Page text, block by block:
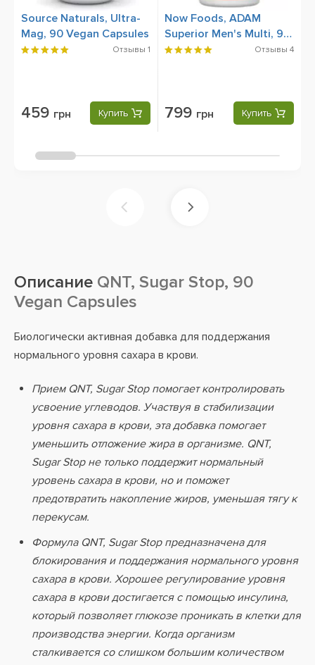
Source Naturals, Ultra-
Mag, 90 Vegan Capsules
Отзывы 1
459 грн Купить
Now Foods, ADAM
Superior Men's Multi, 90
Veg Capsules
Отзывы 4
799 грн Купить
Описание QNT, Sugar Stop, 90
Vegan Capsules
Биологически активная добавка для поддержания
нормального уровня сахара в крови.
Прием QNT, Sugar Stop помогает контролировать
усвоение углеводов. Участвуя в стабилизации
уровня сахара в крови, эта добавка помогает
уменьшить отложение жира в организме. QNT,
Sugar Stop не только поддержит нормальный
уровень сахара в крови, но и поможет
предотвратить накопление жиров, уменьшая тягу к
перекусам.
Формула QNT, Sugar Stop предназначена для
блокирования и поддержания нормального уровня
сахара в крови. Хорошее регулирование уровня
сахара в крови достигается с помощью инсулина,
который позволяет глюкозе проникать в клетки для
производства энергии. Когда организм
сталкивается со слишком большим количеством